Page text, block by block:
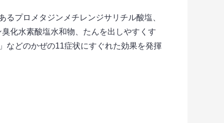
プロメタジンメチレンジサリチル酸塩、
化水素酸塩水和物、たんを出しやすくす
などのかぜの11症状にすぐれた効果を発揮